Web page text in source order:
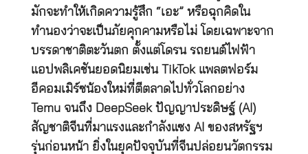
มักจะทำให้เกิดความรู้สึก “เอะ” หรือฉุกคิดใน
ทำนองว่าจะเป็นภัยคุกคามหรือไม่ โดยเฉพาะจาก
บรรดาชาติตะวันตก ตั้งแต่โดรน รถยนต์ไฟฟ้า
แอปพลิเคชันยอดนิยมเช่น TikTok แพลตฟอร์ม
อีคอมเมิร์ซน้องใหม่ที่ตีตลาดไปทั่วโลกอย่าง
Temu จนถึง DeepSeek ปัญญาประดิษฐ์ (AI)
สัญชาติจีนที่มาแรงและกำลังแซง AI ของสหรัฐฯ
รุ่นก่อนหน้า ยิ่งในยุคปัจจุบันที่จีนปล่อยนวัตกรรม